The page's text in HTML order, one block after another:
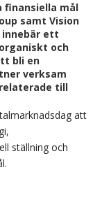
finansiella mål
samt Vision
innebär ett
och
bli en
verksam
till
att
ställning och